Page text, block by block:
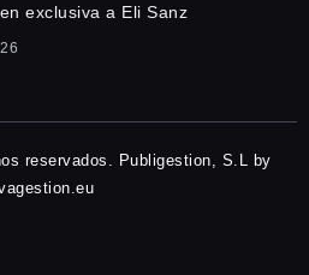
exclusiva a Eli Sanz
reservados. Publigestion, S.L by